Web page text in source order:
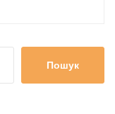
Пошук